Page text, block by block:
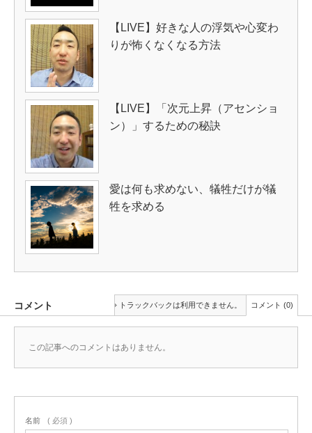
【LIVE】好きな人の浮気や心変わ
りが怖くなくなる方法
【LIVE】「次元上昇（アセンショ
ン）」するための秘訣
愛は何も求めない、犠牲だけが犠
牲を求める
コメント トラックバックは利用できません。 コメント (0)
この記事へのコメントはありません。
名前 ( 必須 )